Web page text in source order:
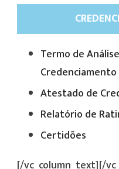
Termo de
Credenciamento
Atestado de
Relatório de
Certidões